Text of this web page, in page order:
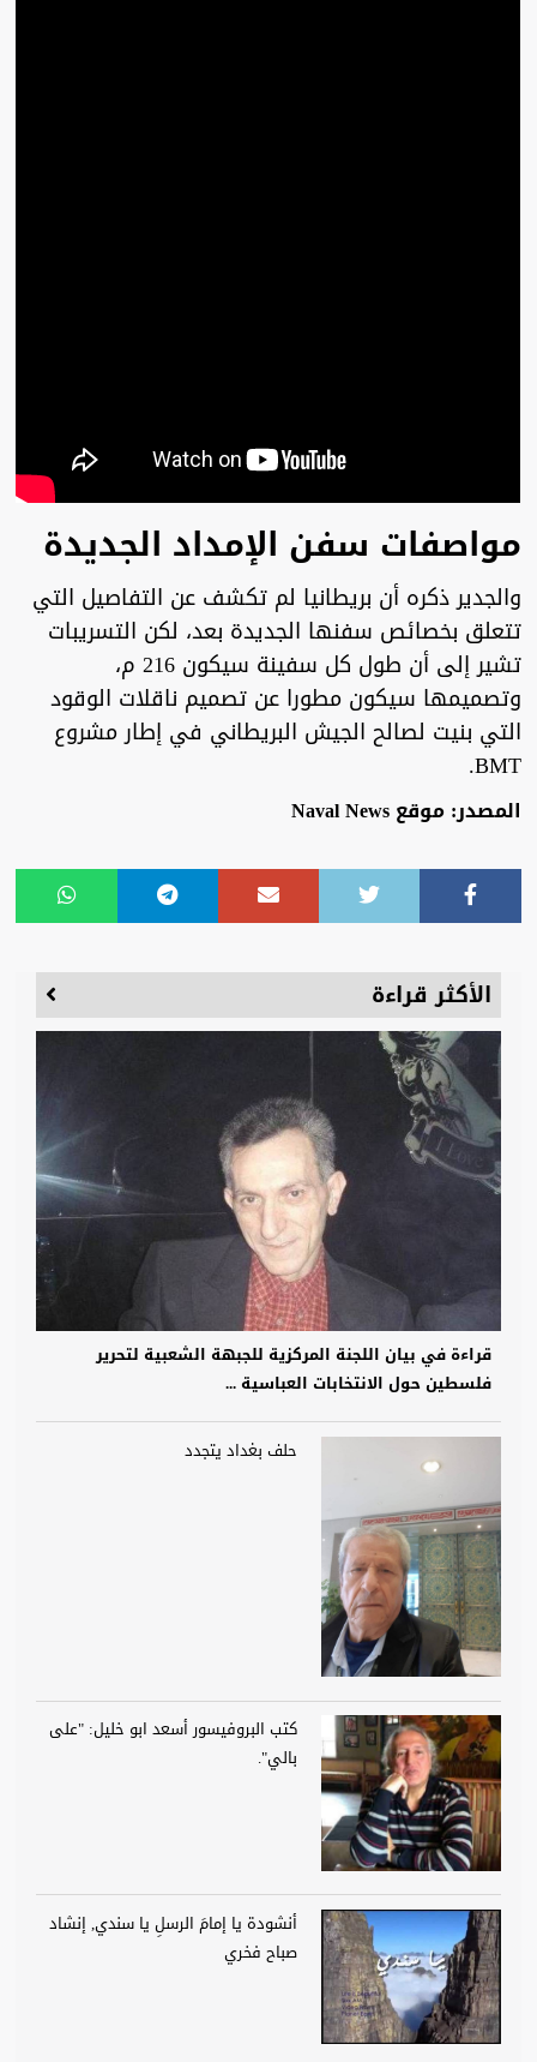
مواصفات سفن الإمداد الجديدة
والجدير ذكره أن بريطانيا لم تكشف عن التفاصيل التي
تتعلق بخصائص سفنها الجديدة بعد، لكن التسريبات
تشير إلى أن طول كل سفينة سيكون 216 م،
وتصميمها سيكون مطورا عن تصميم ناقلات الوقود
التي بنيت لصالح الجيش البريطاني في إطار مشروع
BMT.
المصدر: موقع Naval News
الأكثر قراءة
قراءة في بيان اللجنة المركزية للجبهة الشعبية لتحرير
فلسطين حول الانتخابات العباسية ...
حلف بغداد يتجدد
كتب البروفيسور أسعد ابو خليل: "على
بالي".
أنشودة يا إمامَ الرسلِ يا سندي, إنشاد
صباح فخري